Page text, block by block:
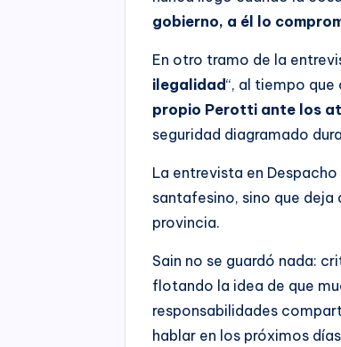
gobierno, a él lo
En otro tramo de la
ilegalidad“, al tiempo que
propio Perotti ante los
seguridad diagramado
La entrevista en
santafesino, sino que deja
provincia.
Sain no se guardó nada:
flotando la idea de que
responsabilidades
hablar en los próximos